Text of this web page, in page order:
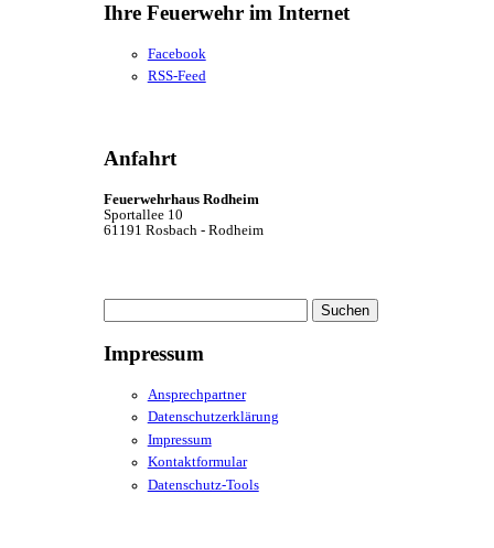
Ihre Feuerwehr im Internet
Facebook
RSS-Feed
Anfahrt
Feuerwehrhaus Rodheim
Sportallee 10
61191 Rosbach - Rodheim
nach:
Impressum
Ansprechpartner
Datenschutzerklärung
Impressum
Kontaktformular
Datenschutz-Tools